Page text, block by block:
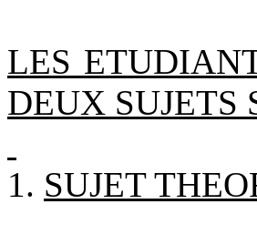
LES
DEUX SUJETS
1. SUJET